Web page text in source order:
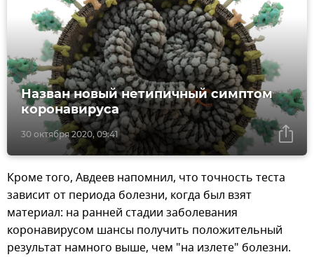
30 октября 2020, 09:41
Назван новый нетипичный симптом
коронавируса
Кроме того, Авдеев напомнил, что точность теста
зависит от периода болезни, когда был взят
материал: на ранней стадии заболевания
коронавирусом шансы получить положительный
результат намного выше, чем "на излете" болезни.